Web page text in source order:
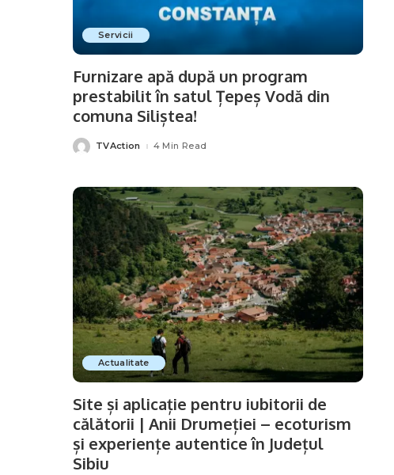
Servicii
Furnizare apă după un program
prestabilit în satul Țepeș Vodă din
comuna Siliștea!
PostedTVAction 4 Min Read
Actualitate
Site și aplicație pentru iubitorii de
călătorii | Anii Drumeției – ecoturism
și experiențe autentice în Județul
Sibiu